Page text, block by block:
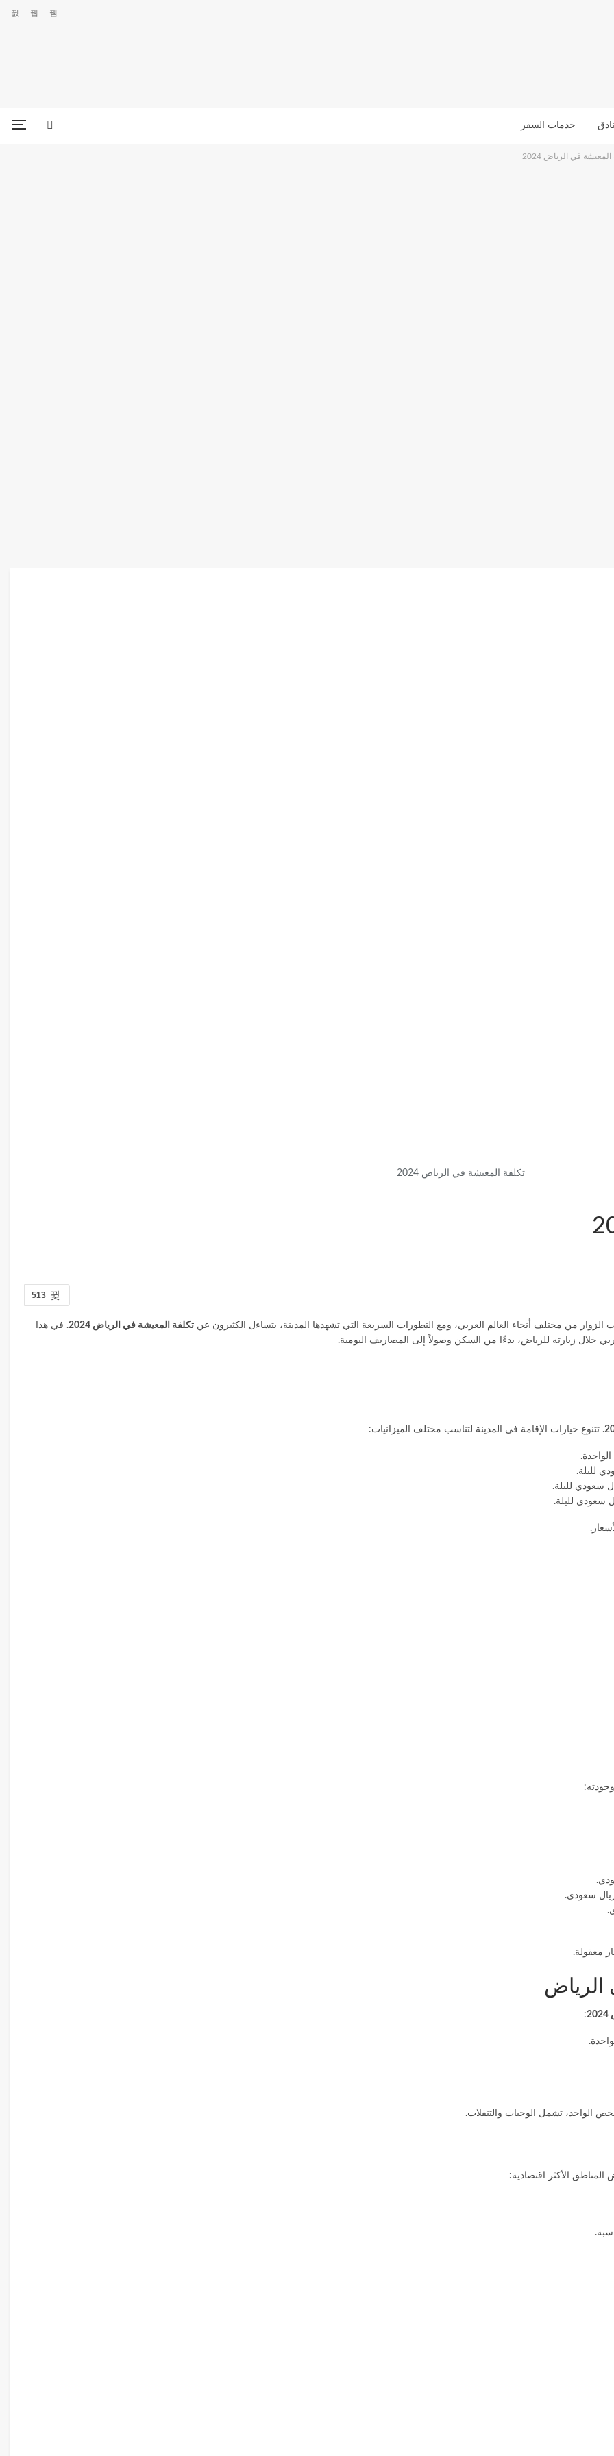
خدمات السفر
في الرياض 2024
تكلفة المعيشة في الرياض 2024
513
من مختلف أنحاء العالم العربي، ومع التطورات السريعة التي تشهدها المدينة، يتساءل الكثيرون عن تكلفة المعيشة في الرياض 2024
. في هذا
خلال زيارته للرياض، بدءًا من السكن وصولاً إلى المصاريف اليومية.
. تتنوع خيارات الإقامة في المدينة لتناسب مختلف الميزانيات:
معقولة.
الرياض
:
المناطق الأكثر اقتصادية: